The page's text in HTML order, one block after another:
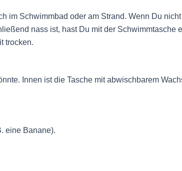
im Schwimmbad oder am Strand. Wenn Du
nass ist, hast Du mit der Schwimmtasche
trocken.
Innen ist die Tasche mit abwischbarem
eine Banane).